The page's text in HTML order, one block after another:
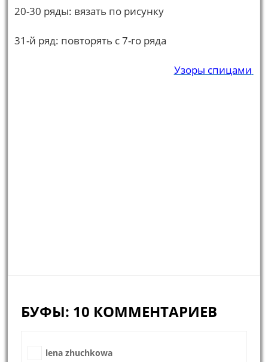
20-30 ряды: вязать по рисунку
31-й ряд: повторять с 7-го ряда
Узоры спицами
БУФЫ: 10 КОММЕНТАРИЕВ
lena zhuchkowa